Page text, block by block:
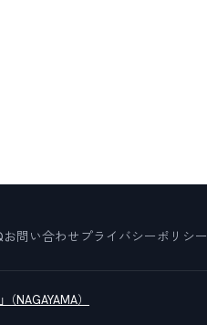
お問い合わせ プライバシーポリシー
NAGAYAMA）